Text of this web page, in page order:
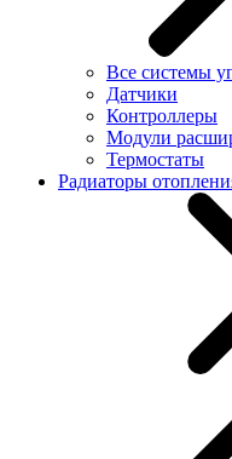
Все системы
Датчики
Контроллеры
Модули
Термостаты
Радиаторы